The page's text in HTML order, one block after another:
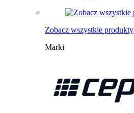
Zobacz wszystkie produkty
Marki